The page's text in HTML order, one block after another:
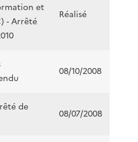
et
- Arrêté
Réalisé
08/10/2008
de
08/07/2008